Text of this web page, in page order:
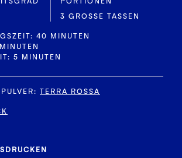
3 GROSSE TASSEN
40 MINUTEN
5 MINUTEN
: TERRA ROSSA